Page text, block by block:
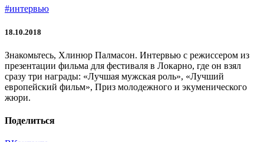
#интервью
18.10.2018
Знакомьтесь, Хлинюр Палмасон. Интервью с режиссером из
презентации фильма для фестиваля в Локарно, где он взял
сразу три награды: «Лучшая мужская роль», «Лучший
европейский фильм», Приз молодежного и экуменического
жюри.
Поделиться